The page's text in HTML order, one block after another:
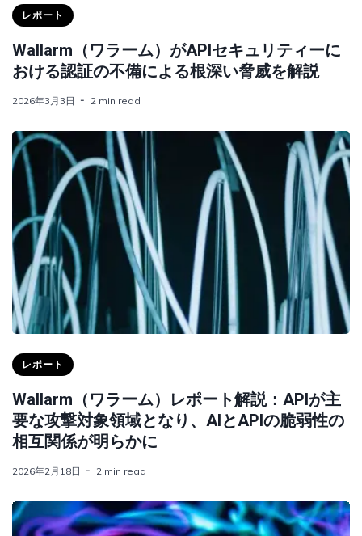
レポート
Wallarm（ワラーム）がAPIセキュリティーに
おける認証の不備による根深い脅威を解説
2026年3月3日 2 min read
レポート
Wallarm（ワラーム）レポート解説：APIが主
要な攻撃対象領域となり、AIとAPIの脆弱性の
相互関係が明らかに
2026年2月18日 2 min read